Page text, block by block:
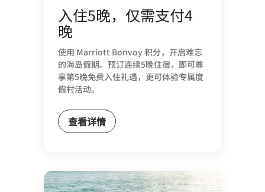
入住5晚，仅需支付4
晚
使用 Marriott Bonvoy 积分，开启难忘
的海岛假期。预订连续5晚住宿，即可尊
享第5晚免费入住礼遇，更可体验专属度
假村活动。
查看详情